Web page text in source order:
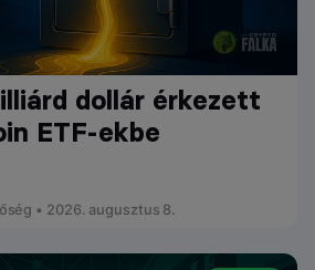
dollár érkezett
ETF-ekbe
• 2026. augusztus 8.